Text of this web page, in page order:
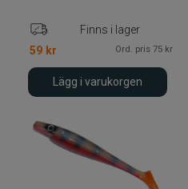
Finns i lager
59 kr Ord. pris 75 kr
Lägg i varukorgen